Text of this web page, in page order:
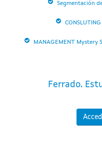
Segmentación
CONSLUTING
MANAGEMENT Mystery
Ferrado.